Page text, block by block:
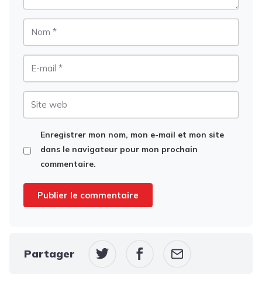
Enregistrer mon nom, mon e-mail et mon site
dans le navigateur pour mon prochain
commentaire.
Partager